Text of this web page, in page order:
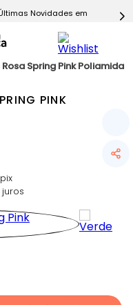
Novidades em Moda
Spring Pink Poliamida
PINK